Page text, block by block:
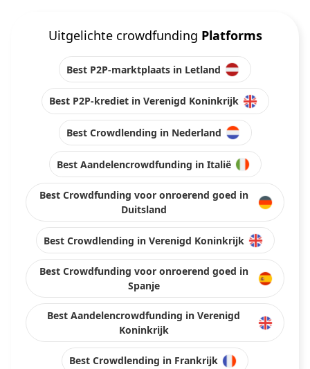
Uitgelichte crowdfunding Platforms
Best P2P-marktplaats in Letland
Best P2P-krediet in Verenigd Koninkrijk
Best Crowdlending in Nederland
Best Aandelencrowdfunding in Italië
Best Crowdfunding voor onroerend goed in
Duitsland
Best Crowdlending in Verenigd Koninkrijk
Best Crowdfunding voor onroerend goed in
Spanje
Best Aandelencrowdfunding in Verenigd
Koninkrijk
Best Crowdlending in Frankrijk